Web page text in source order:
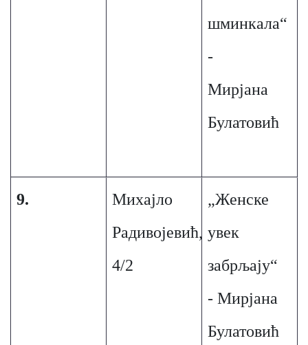
шминкала“
-
Мирјана
Булатовић
9.
Михајло
Радивојевић,
4/2
„Женске
увек
забрљају“
- Мирјана
Булатовић